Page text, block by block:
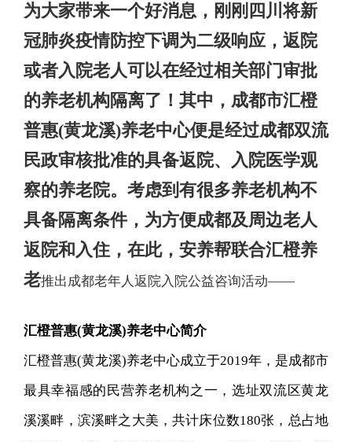
为大家带来一个好消息，刚刚四川将新
冠肺炎疫情防控下调为二级响应，返院
或者入院老人可以在经过相关部门审批
的养老机构隔离了！其中，成都市汇橙
普惠(黄龙溪)养老中心便是经过成都双流
民政审核批准的具备返院、入院医学观
察的养老院。考虑到有很多养老机构不
具备隔离条件，为方便成都及周边老人
返院和入住，在此， 安养帮联合汇橙养
老推出成都老年人返院入院公益咨询活动——
汇橙普惠(黄龙溪)养老中心简介
汇橙普惠(黄龙溪)养老中心成立于2019年，是成都市
最具幸福感的民营养老机构之一，选址双流区黄龙
溪溪畔，滨溪畔之大美，共计床位数180张，总占地